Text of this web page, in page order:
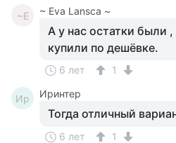
~E ~ Eva Lansca ~
А у нас остатки были
купили по дешёвке.
6 лет 1
Ир Иринтер
Тогда отличный
6 лет 1